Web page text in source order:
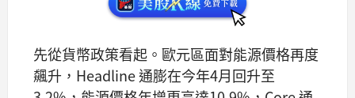
先從貨幣政策看起。歐元區面對能源價格再度
飆升，Headline 通膨在今年4月回升至